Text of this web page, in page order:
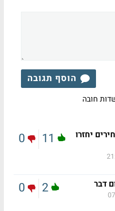
הוסף תגובה
חובה
יחזרו
11
0
דבר 2
0